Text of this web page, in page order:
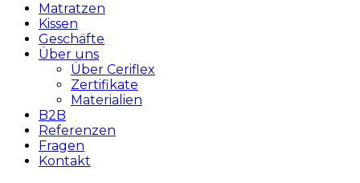
Matratzen
Kissen
Geschäfte
Über uns
Über Ceriflex
Zertifikate
Materialien
B2B
Referenzen
Fragen
Kontakt